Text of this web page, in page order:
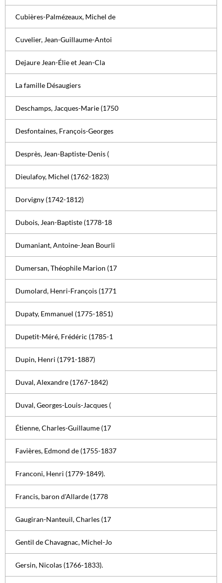
Cubières-Palmézeaux, Michel de
Cuvelier, Jean-Guillaume-Antoi
Dejaure Jean-Élie et Jean-Cla
La famille Désaugiers
Deschamps, Jacques-Marie (1750
Desfontaines, François-Georges
Desprès, Jean-Baptiste-Denis (
Dieulafoy, Michel (1762-1823)
Dorvigny (1742-1812)
Dubois, Jean-Baptiste (1778-18
Dumaniant, Antoine-Jean Bourli
Dumersan, Théophile Marion (17
Dumolard, Henri-François (1771
Dupaty, Emmanuel (1775-1851)
Dupetit-Méré, Frédéric (1785-1
Dupin, Henri (1791-1887)
Duval, Alexandre (1767-1842)
Duval, Georges-Louis-Jacques (
Étienne, Charles-Guillaume (17
Favières, Edmond de (1755-1837
Franconi, Henri (1779-1849).
Francis, baron d'Allarde (1778
Gaugiran-Nanteuil, Charles (17
Gentil de Chavagnac, Michel-Jo
Gersin, Nicolas (1766-1833).